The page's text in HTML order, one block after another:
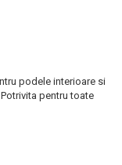
podele interioare si
pentru toate